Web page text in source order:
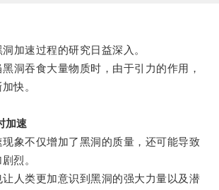
速过程的研究日益深入。
吞食大量物质时，由于引力的作用，
快。
加速
不仅增加了黑洞的质量，还可能导致
烈。
类更加意识到黑洞的强大力量以及潜